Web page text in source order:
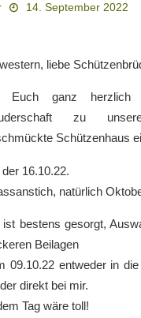
14. September 2022
liebe
Euch ganz
zu
Schützenhaus
16.10.22.
natürlich
ist bestens gesorgt,
Beilagen
09.10.22 entweder in
direkt bei mir.
Tag wäre toll!